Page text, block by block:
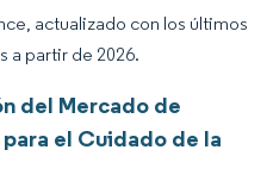
actualizado con los últimos
a partir de 2026.
del Mercado de
el Cuidado de la